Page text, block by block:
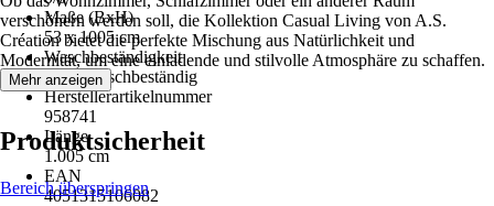
Maße (BxH)
53 x 1005 cm
Waschbeständigkeit
Hoch waschbeständig
Herstellerartikelnummer
958741
Länge
1.005 cm
EAN
4051315106082
verschönern werden soll, die Kollektion Casual Living von A.S.
Création bietet die perfekte Mischung aus Natürlichkeit und
Modernität, um eine einladende und stilvolle Atmosphäre zu schaffen.
Mehr anzeigen
Produktsicherheit
Bereich überspringen